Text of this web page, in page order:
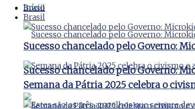
Brasil
Sucesso chancelado pelo Governo:
Início
Brasil
Sucesso chancelado pelo Governo:
Semana da Pátria 2025 celebra o